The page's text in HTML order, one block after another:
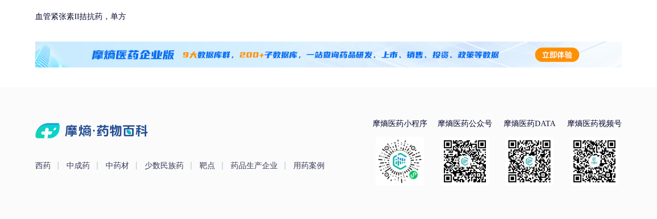
血管紧张素II拮抗药，单方
西药 中成药 中药材 少数民族药 靶点 药品生产企业 用药案例
摩熵医药小程序 摩熵医药公众号 摩熵医药DATA 摩熵医药视频号